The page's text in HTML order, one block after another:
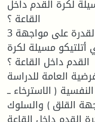
لكرة القدم داخل
القاعة ؟
3 ـ هل توجد علاقة ارتباطية بين مهارة القدرة على مواجهة
مسيلة لكرة
القدم داخل القاعة ؟
العامة للدراسة :
( الاسترخاء ــ
القلق ) والسلوك